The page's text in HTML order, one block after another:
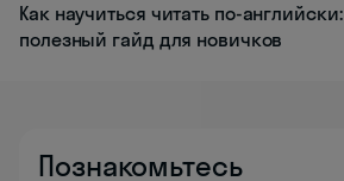
Как научиться читать по-английски:
полезный гайд для новичков
Познакомьтесь